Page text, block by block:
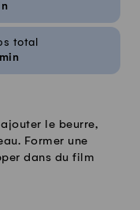
total
le beurre,
Former une
dans du film